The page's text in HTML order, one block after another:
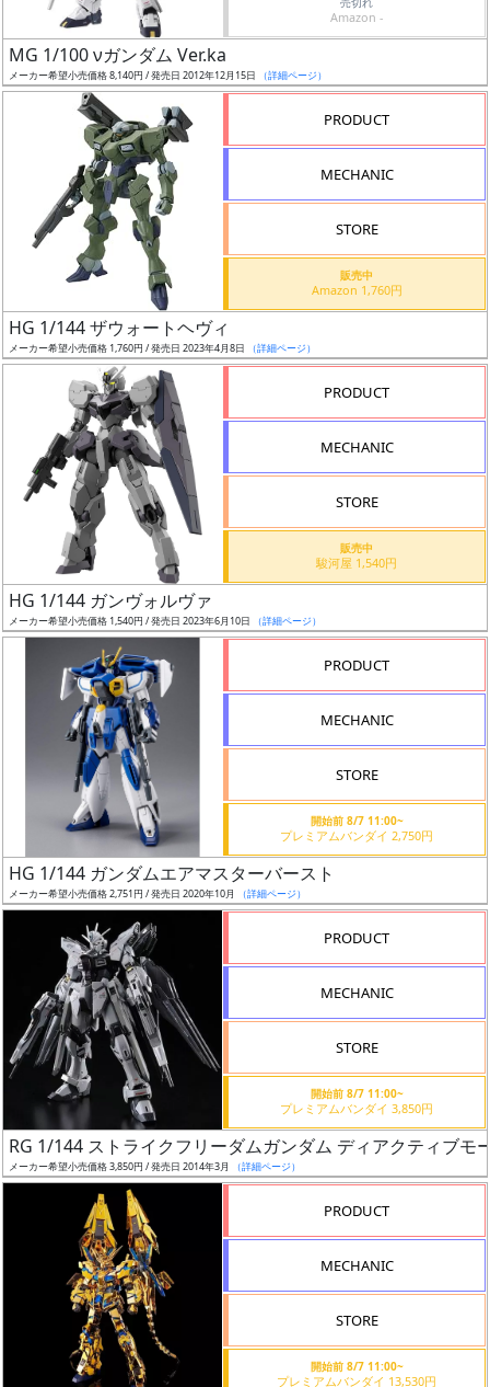
グ
レ
ル
ー
ズ・
況
売
開
始
抽
選
Amazon -
MG 1/100 νガンダム Ver.ka
メーカー希望小売価格 8,140円 / 発売日 2012年12月15日 （詳細ページ）
PRODUCT
MECHANIC
STORE
販売中
Amazon 1,760円
HG 1/144 ザウォートヘヴィ
メーカー希望小売価格 1,760円 / 発売日 2023年4月8日 （詳細ページ）
PRODUCT
MECHANIC
STORE
販売中
駿河屋 1,540円
HG 1/144 ガンヴォルヴァ
メーカー希望小売価格 1,540円 / 発売日 2023年6月10日 （詳細ページ）
PRODUCT
MECHANIC
STORE
開始前 8/7 11:00~
プレミアムバンダイ 2,750円
HG 1/144 ガンダムエアマスターバースト
メーカー希望小売価格 2,751円 / 発売日 2020年10月 （詳細ページ）
PRODUCT
MECHANIC
STORE
開始前 8/7 11:00~
プレミアムバンダイ 3,850円
RG 1/144 ストライクフリーダムガンダム ディアクティブモ
メーカー希望小売価格 3,850円 / 発売日 2014年3月 （詳細ページ）
PRODUCT
MECHANIC
STORE
開始前 8/7 11:00~
プレミアムバンダイ 13,530円